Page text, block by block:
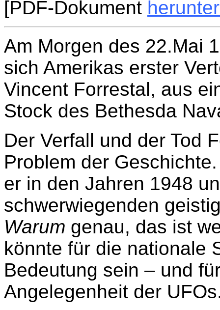
[PDF-Dokument
Am Morgen des 22.Mai
sich Amerikas erster
Vincent Forrestal, aus
Stock des Bethesda
Der Verfall und der Tod
Problem der
er in den Jahren 1948
schwerwiegenden
Warum genau, das ist
könnte für die nationale
Bedeutung sein – und
Angelegenheit der